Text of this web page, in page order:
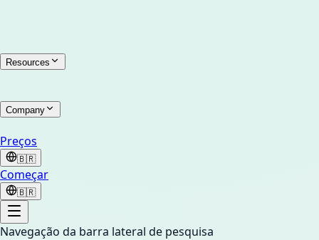
Resources
Company
Preços
🇧🇷
Começar
🇧🇷
Navegação da barra lateral de pesquisa